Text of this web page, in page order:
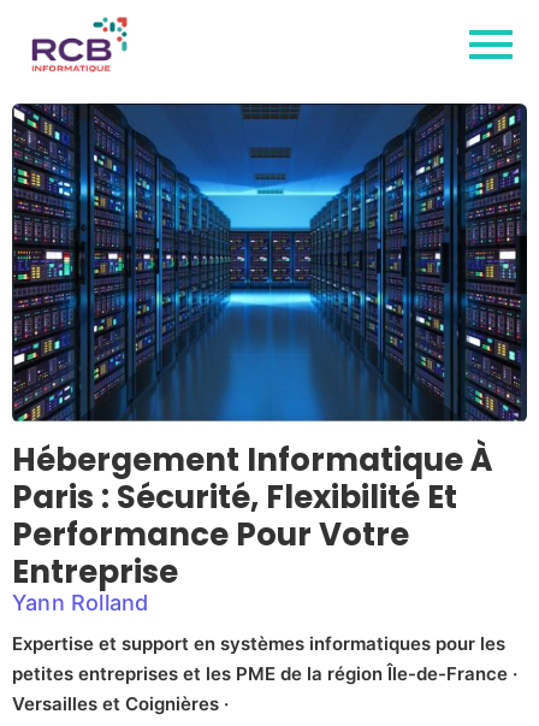
Hébergement Informatique À
Paris : Sécurité, Flexibilité Et
Performance Pour Votre
Entreprise
Yann Rolland
Expertise et support en systèmes informatiques pour les
petites entreprises et les PME de la région Île-de-France ·
Versailles et Coignières ·